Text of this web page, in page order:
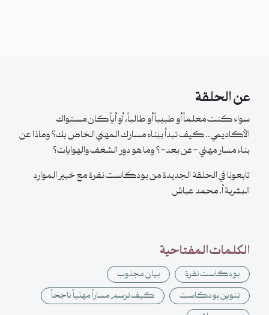
عن الحلقة
سواء كنت معلماً أو طبيباً أو طالباً، أو أياً كان مستواك
الأكاديمي.. كيف تبدأ ببناء مسارك المهني الخاص بك؟ وماذا عن
بناء مسار مهني -عن بعد-؟ وما هو دور الشغف والهوايات؟
تابعونا في الحلقة الجديدة من بودكاست نقرة مع خبير الموارد
البشرية أ. محمد عياش
الكلمات المفتاحية
بودكاست نقرة
بيان مجذوب
تنوين بودكاست
كيف ترسم مساراً مهنياً ناجحاً